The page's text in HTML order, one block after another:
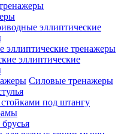
эллиптические
эллиптические тренажеры
эллиптические
Силовые тренажеры
под штангу